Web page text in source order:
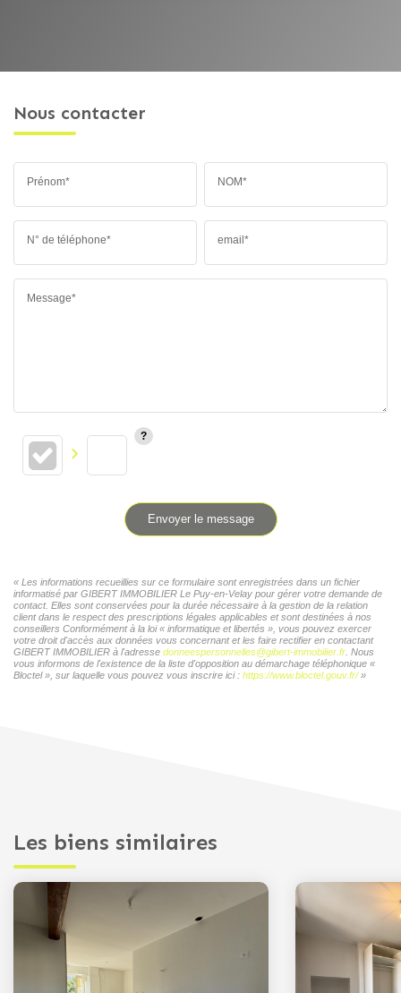
Nous contacter
Prénom* NOM*
N° de téléphone* email*
Message*
Envoyer le message
« Les informations recueillies sur ce formulaire sont enregistrées dans un fichier
informatisé par GIBERT IMMOBILIER Le Puy-en-Velay pour gérer votre demande de
contact. Elles sont conservées pour la durée nécessaire à la gestion de la relation
client dans le respect des prescriptions légales applicables et sont destinées à nos
conseillers Conformément à la loi « informatique et libertés », vous pouvez exercer
votre droit d'accès aux données vous concernant et les faire rectifier en contactant
GIBERT IMMOBILIER à l'adresse donneespersonnelles@gibert-immobilier.fr . Nous
vous informons de l'existence de la liste d'opposition au démarchage téléphonique «
Bloctel », sur laquelle vous pouvez vous inscrire ici : https://www.bloctel.gouv.fr/»
Les biens similaires